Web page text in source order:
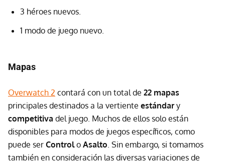
3 héroes nuevos.
1 modo de juego nuevo.
Mapas
Overwatch 2 contará con un total de 22 mapas
principales destinados a la vertiente estándar y
competitiva del juego. Muchos de ellos solo están
disponibles para modos de juegos específicos, como
puede ser Controlo Asalto . Sin embargo, si tomamos
también en consideración las diversas variaciones de